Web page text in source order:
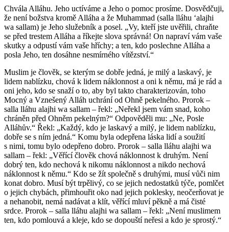
Chvála Alláhu. Jeho uctíváme a Jeho o pomoc prosíme. Dosvědčuji,
že není božstva kromě Alláha a že Muhammad (salla lláhu ʻalajhi
wa sallam) je Jeho služebník a posel. „Vy, kteří jste uvěřili, chraňte
se před trestem Alláha a říkejte slova správná! On napraví vám vaše
skutky a odpustí vám vaše hříchy; a ten, kdo poslechne Alláha a
posla Jeho, ten dosáhne nesmírného vítězství.“
Muslim je člověk, se kterým se dobře jedná, je milý a laskavý, je
lidem nablízku, chová k lidem náklonnost a oni k němu, má je rád a
oni jeho, kdo se snaží o to, aby byl takto charakterizován, toho
Mocný a Vznešený Alláh uchrání od Ohně pekelného. Prorok –
salla lláhu alajhi wa sallam – řekl: „Neřekl jsem vám snad, koho
chráněn před Ohněm pekelným?“ Odpověděli mu: „Ne, Posle
Alláhův.“ Řekl: „Každý, kdo je laskavý a milý, je lidem nablízku,
dobře se s ním jedná.“ Komu byla odepřena láska lidí a soužití
s nimi, tomu bylo odepřeno dobro. Prorok – salla lláhu alajhi wa
sallam – řekl: „Věřící člověk chová náklonnost k druhým. Není
dobrý ten, kdo nechová k nikomu náklonnost a nikdo nechová
náklonnost k němu.“ Kdo se žít společně s druhými, musí vůči nim
konat dobro. Musí být trpělivý, co se jejich nedostatků týče, pomlčet
o jejich chybách, přimhouřit oko nad jejich poklesky, neočerňovat je
a nehanobit, nemá nadávat a klít, věřící mluví pěkně a má čisté
srdce. Prorok – salla lláhu alajhi wa sallam – řekl: „Není muslimem
ten, kdo pomlouvá a kleje, kdo se dopouští neřesi a kdo je sprostý.“